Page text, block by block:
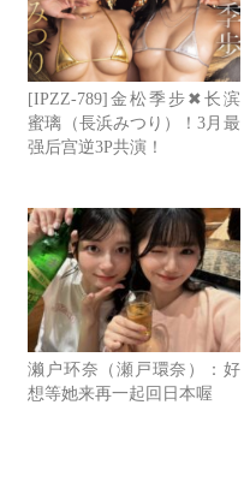
[IPZZ-789]金松季步✖长滨
蜜璃（長浜みつり）！3月最
强后宫逆3P共演！
濑户环奈（瀬戸環奈）：好
想等她来再一起回日本喔